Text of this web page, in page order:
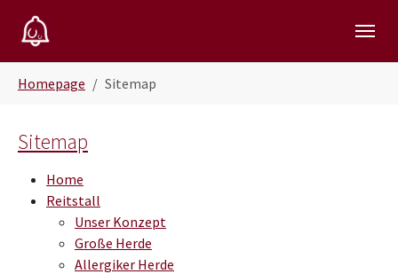
Homepage Sitemap
Sitemap
Home
Reitstall
Unser Konzept
Große Herde
Allergiker Herde